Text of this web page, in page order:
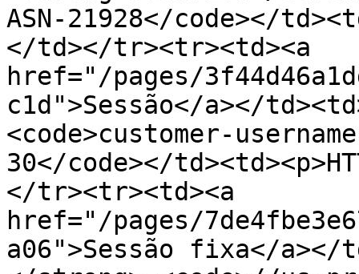
ASN-21928</code></
</td></tr><tr><td><a
href="/pages/
c1d">Sessão</a></
<code>customer-
30</code></
</tr><tr><td><a
href="/pages/
a06">Sessão fixa</a></